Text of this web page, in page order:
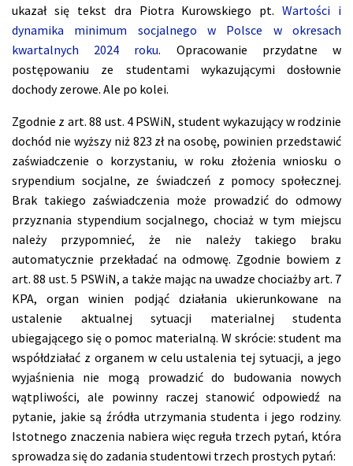
ukazał się tekst dra Piotra Kurowskiego pt.Wartości i
dynamika minimum socjalnego w Polsce w okresach
kwartalnych 2024 roku. Opracowanie przydatne w
postępowaniu ze studentami wykazującymi dosłownie
dochody zerowe. Ale po kolei.
Zgodnie z art. 88 ust. 4 PSWiN, student wykazujący w rodzinie
dochód nie wyższy niż 823 zł na osobę, powinien przedstawić
zaświadczenie o korzystaniu, w roku złożenia wniosku o
srypendium socjalne, ze świadczeń z pomocy społecznej.
Brak takiego zaświadczenia może prowadzić do odmowy
przyznania stypendium socjalnego, chociaż w tym miejscu
należy przypomnieć, że nie należy takiego braku
automatycznie przekładać na odmowę. Zgodnie bowiem z
art. 88 ust. 5 PSWiN, a także mając na uwadze chociażby art. 7
KPA, organ winien podjąć działania ukierunkowane na
ustalenie aktualnej sytuacji materialnej studenta
ubiegającego się o pomoc materialną. W skrócie: student ma
współdziałać z organem w celu ustalenia tej sytuacji, a jego
wyjaśnienia nie mogą prowadzić do budowania nowych
wątpliwości, ale powinny raczej stanowić odpowiedź na
pytanie, jakie są źródła utrzymania studenta i jego rodziny.
Istotnego znaczenia nabiera więc reguła trzech pytań, która
sprowadza się do zadania studentowi trzech prostych pytań: